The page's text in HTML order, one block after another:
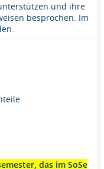
und ihre
besprochen. Im
das im SoSe